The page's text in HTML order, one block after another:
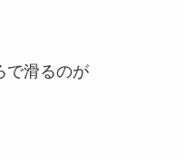
で滑るのが